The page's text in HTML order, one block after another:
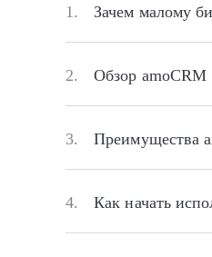
1. Зачем малому
2. Обзор amoCRM
3. Преимущества
4. Как начать